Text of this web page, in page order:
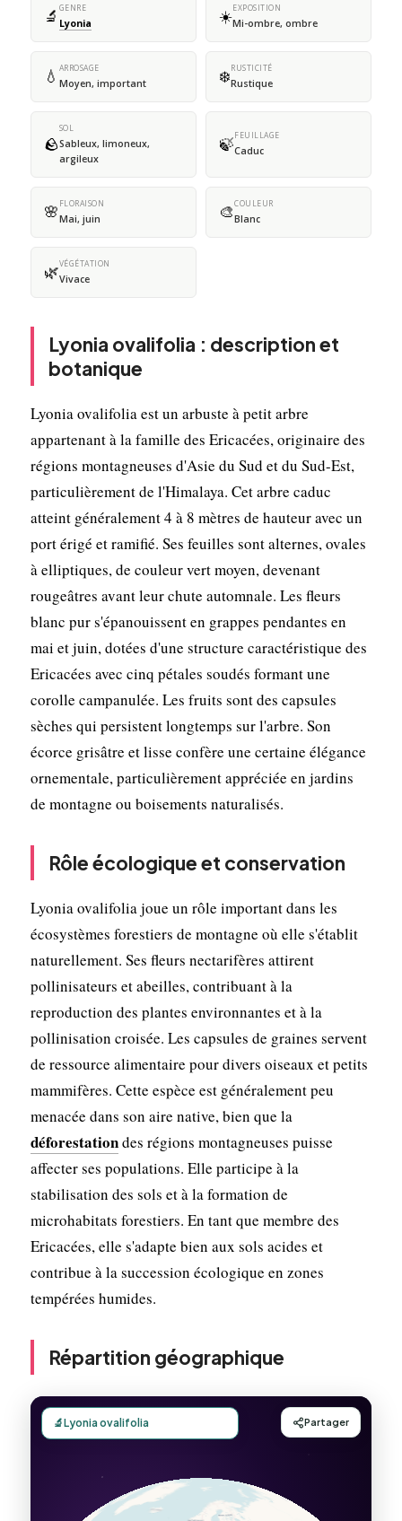
🔬 GENRE
Lyonia ☀️EXPOSITION
Mi-ombre, ombre
💧 ARROSAGE
Moyen, important ❄️RUSTICITÉ
Rustique
🪨
SOL
Sableux, limoneux,
argileux
🍃FEUILLAGE
Caduc
🌸 FLORAISON
Mai, juin 🎨COULEUR
Blanc
🌿VÉGÉTATION
Vivace
Lyonia ovalifolia : description et
botanique
Lyonia ovalifolia est un arbuste à petit arbre
appartenant à la famille des Ericacées, originaire des
régions montagneuses d'Asie du Sud et du Sud-Est,
particulièrement de l'Himalaya. Cet arbre caduc
atteint généralement 4 à 8 mètres de hauteur avec un
port érigé et ramifié. Ses feuilles sont alternes, ovales
à elliptiques, de couleur vert moyen, devenant
rougeâtres avant leur chute automnale. Les fleurs
blanc pur s'épanouissent en grappes pendantes en
mai et juin, dotées d'une structure caractéristique des
Ericacées avec cinq pétales soudés formant une
corolle campanulée. Les fruits sont des capsules
sèches qui persistent longtemps sur l'arbre. Son
écorce grisâtre et lisse confère une certaine élégance
ornementale, particulièrement appréciée en jardins
de montagne ou boisements naturalisés.
Rôle écologique et conservation
Lyonia ovalifolia joue un rôle important dans les
écosystèmes forestiers de montagne où elle s'établit
naturellement. Ses fleurs nectarifères attirent
pollinisateurs et abeilles, contribuant à la
reproduction des plantes environnantes et à la
pollinisation croisée. Les capsules de graines servent
de ressource alimentaire pour divers oiseaux et petits
mammifères. Cette espèce est généralement peu
menacée dans son aire native, bien que la
déforestationdes régions montagneuses puisse
affecter ses populations. Elle participe à la
stabilisation des sols et à la formation de
microhabitats forestiers. En tant que membre des
Ericacées, elle s'adapte bien aux sols acides et
contribue à la succession écologique en zones
tempérées humides.
Répartition géographique